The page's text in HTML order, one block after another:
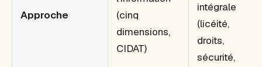
Approche
(cinq
dimensions,
CIDAT)
intégrale
(licéité,
droits,
sécurité,